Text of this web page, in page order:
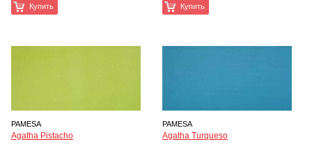
Купить Купить
PAMESA
Agatha Pistacho
PAMESA
Agatha Turqueso